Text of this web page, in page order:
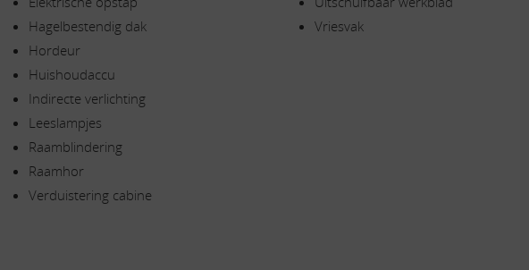
Hagelbestendig dak
Hordeur
Huishoudaccu
Indirecte verlichting
Leeslampjes
Raamblindering
Raamhor
Verduistering cabine
Vriesvak